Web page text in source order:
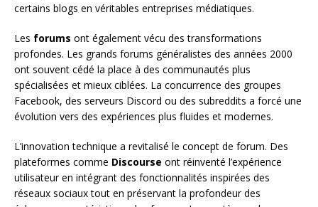
certains blogs en véritables entreprises médiatiques.
Les forums ont également vécu des transformations
profondes. Les grands forums généralistes des années 2000
ont souvent cédé la place à des communautés plus
spécialisées et mieux ciblées. La concurrence des groupes
Facebook, des serveurs Discord ou des subreddits a forcé une
évolution vers des expériences plus fluides et modernes.
L’innovation technique a revitalisé le concept de forum. Des
plateformes comme Discourse ont réinventé l’expérience
utilisateur en intégrant des fonctionnalités inspirées des
réseaux sociaux tout en préservant la profondeur des